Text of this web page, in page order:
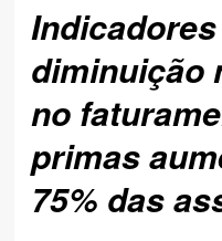
diminuição
no
primas
75% das